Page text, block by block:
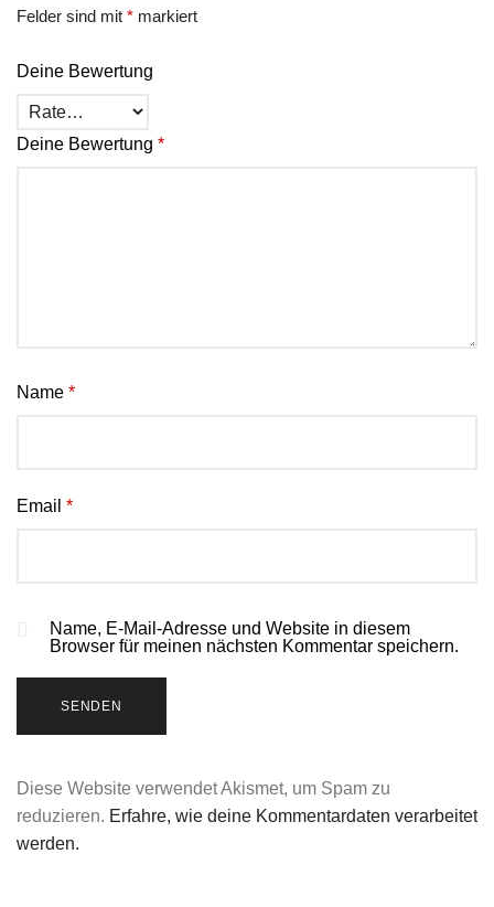
Felder sind mit * markiert
Deine Bewertung
Deine Bewertung *
Name *
Email *
Name, E-Mail-Adresse und Website in diesem
Browser für meinen nächsten Kommentar speichern.
Diese Website verwendet Akismet, um Spam zu
reduzieren. Erfahre, wie deine Kommentardaten verarbeitet
werden.